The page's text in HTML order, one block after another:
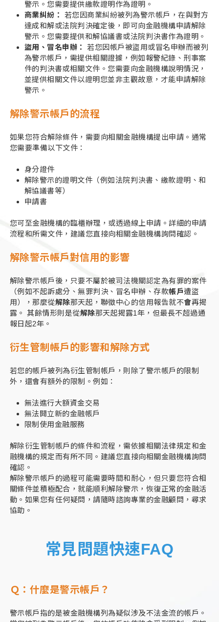
警示。您需要提供繳款證明作為證明。
商業糾紛：
若您因商業糾紛被列為警示帳戶，在與對方
達成和解或法院判決確定後，即可向金融機構申請解除
警示。您需要提供和解協議書或法院判決書作為證明。
盜用、冒名申辦：
若您因帳戶被盜用或冒名申辦而被列
為警示帳戶，需提供相關證據，例如報警紀錄、刑事案
件的判決書或相關文件。您需要向金融機構說明情況，
並提供相關文件以證明您並非主觀故意，才能申請解除
警示。
解除警示帳戶的流程
如果您符合解除條件，需要向相關金融機構提出申請。通常
您需要準備以下文件：
身分證件
解除警示的證明文件（例如法院判決書、繳款證明、和
解協議書等）
申請書
您可至金融機構的臨櫃辦理，或透過線上申請。詳細的申請
流程和所需文件，建議您直接向相關金融機構詢問確認。
解除警示帳戶對信用的影響
解除警示帳戶後，只要不屬於被司法機關認定為有罪的案件
（例如不起訴處分、無罪判決、冒名申辦、存款帳戶遭盜
用），那麼從解除那天起，聯徵中心的信用報告就不會再揭
露。 其餘情形則是從解除那天起揭露1年，但最長不超過通
報日起2年。
衍生管制帳戶的影響和解除方式
若您的帳戶被列為衍生管制帳戶，則除了警示帳戶的限制
外，還會有額外的限制。例如：
無法進行大額資金交易
無法開立新的金融帳戶
限制使用金融服務
解除衍生管制帳戶的條件和流程，需依據相關法律規定和金
融機構的規定而有所不同。建議您直接向相關金融機構詢問
確認。
解除警示帳戶的過程可能需要時間和耐心，但只要您符合相
關條件並積極配合，就能順利解除警示，恢復正常的金融活
動。如果您有任何疑問，請隨時諮詢專業的金融顧問，尋求
協助。
常見問題快速FAQ
Ｑ：什麼是警示帳戶？
警示帳戶指的是被金融機構列為疑似涉及不法金流的帳戶。